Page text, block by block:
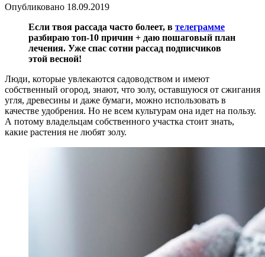
Опубликовано 18.09.2019
Если твоя рассада часто болеет, в телеграмме
разбираю топ-10 причин + даю пошаговый план
лечения. Уже спас сотни рассад подписчиков
этой весной!
Люди, которые увлекаются садоводством и имеют
собственный огород, знают, что золу, оставшуюся от сжигания
угля, древесины и даже бумаги, можно использовать в
качестве удобрения. Но не всем культурам она идет на пользу.
А потому владельцам собственного участка стоит знать,
какие растения не любят золу.